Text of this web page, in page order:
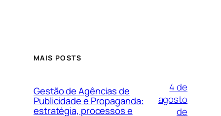
MAIS POSTS
Gestão de Agências de
Publicidade e Propaganda:
estratégia, processos e
4 de
agosto
de